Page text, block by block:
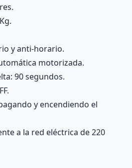
y anti-horario.
motorizada.
90 segundos.
y encendiendo el
a la red eléctrica de 220